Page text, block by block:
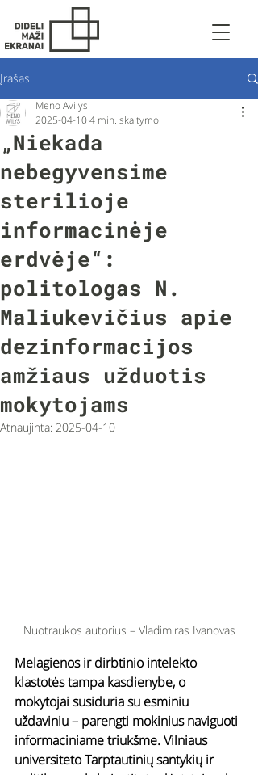
Įrašas
„Niekada
nebegyvensime
sterilioje
informacinėje
erdvėje“:
politologas N.
Maliukevičius apie
dezinformacijos
amžiaus užduotis
mokytojams
Meno Avilys
2025-04-104 min. skaitymo
Atnaujinta: 2025-04-10
Nuotraukos autorius – Vladimiras Ivanovas
Melagienos ir dirbtinio intelekto
klastotės tampa kasdienybe, o
mokytojai susiduria su esminiu
uždaviniu – parengti mokinius naviguoti
informaciniame triukšme. Vilniaus
universiteto Tarptautinių santykių ir